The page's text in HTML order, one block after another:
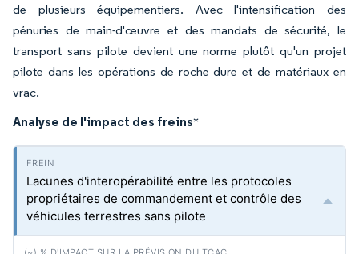
de plusieurs équipementiers. Avec l'intensification des
pénuries de main-d'œuvre et des mandats de sécurité, le
transport sans pilote devient une norme plutôt qu'un projet
pilote dans les opérations de roche dure et de matériaux en
vrac.
Analyse de l'impact des freins*
Lacunes d'interopérabilité entre les protocoles
propriétaires de commandement et contrôle des
véhicules terrestres sans pilote